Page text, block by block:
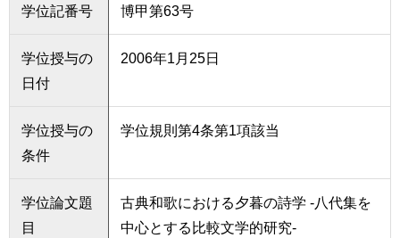
学位記番号 博甲第63号
学位授与の
日付
2006年1月25日
学位授与の
条件
学位規則第4条第1項該当
学位論文題
目
古典和歌における夕暮の詩学 -八代集を
中心とする比較文学的研究-